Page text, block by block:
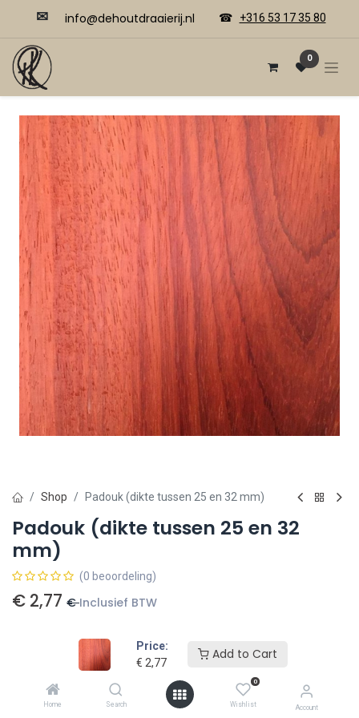
Price:
€ 2,77
Add to Cart
Home Search
0
Wishlist Account
✉ ​​info@dehoutdraaierij.nl ☎ +316 53 17 35 80
0
Shop Padouk (dikte tussen 25 en 32 mm)
Padouk (dikte tussen 25 en 32
mm)
(0 beoordeling)
€ 2,77 € Inclusief BTW
Afmetingen Hout
125 x 125 mm€